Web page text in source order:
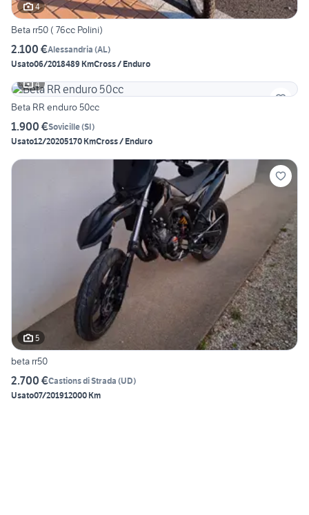
4
Beta rr50 ( 76cc Polini)
2.100 €Alessandria (AL)
Usato06/2018489 KmCross / Enduro
4
Beta RR enduro 50cc
1.900 €Sovicille(SI)
Usato12/20205170 KmCross / Enduro
5
beta rr50
2.700 €Castions di Strada (UD)
Usato07/201912000 Km